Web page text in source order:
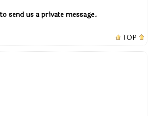
to send us a private message.
TOP